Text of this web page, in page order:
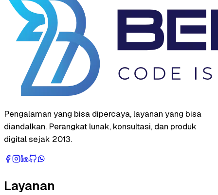
Pengalaman yang bisa dipercaya, layanan yang bisa
diandalkan. Perangkat lunak, konsultasi, dan produk
digital sejak 2013.
Layanan